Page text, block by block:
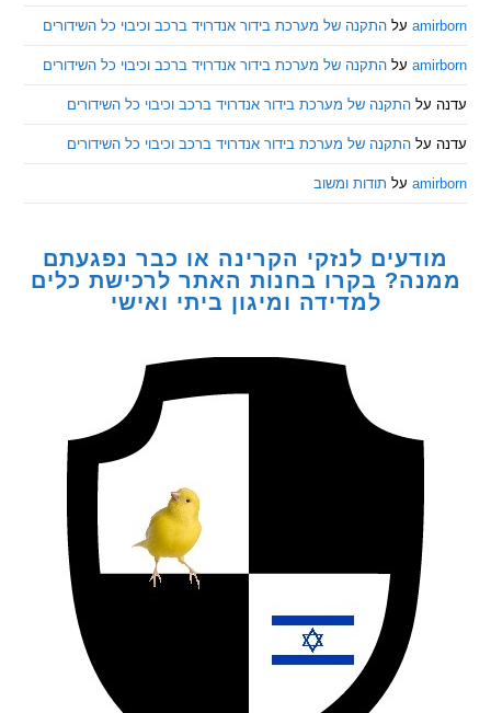
עלהתקנה של מערכת בידור אנדרויד ברכב וכיבוי כל השידורים
עלהתקנה של מערכת בידור אנדרויד ברכב וכיבוי כל השידורים
התקנה של מערכת בידור אנדרויד ברכב וכיבוי כל השידורים
התקנה של מערכת בידור אנדרויד ברכב וכיבוי כל השידורים
עלתודות ומשוב
לנזקי הקרינה או כבר נפגעתם
בקרו בחנות האתר לרכישת כלים
למדידה ומיגון ביתי ואישי